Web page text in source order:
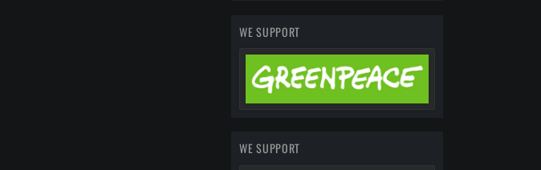
WE SUPPORT
WE SUPPORT